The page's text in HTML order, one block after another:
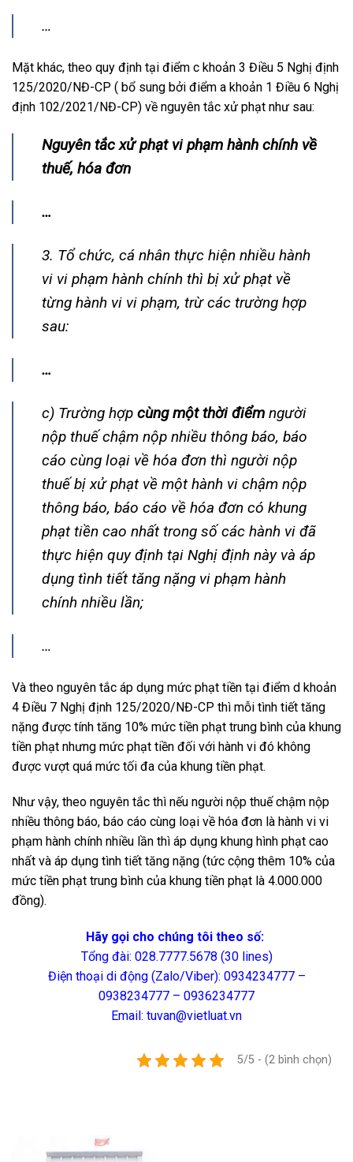
…
Mặt khác, theo quy định tại điểm c khoản 3 Điều 5 Nghị định
125/2020/NĐ-CP ( bổ sung bởi điểm a khoản 1 Điều 6 Nghị
định 102/2021/NĐ-CP) về nguyên tắc xử phạt như sau:
Nguyên tắc xử phạt vi phạm hành chính về
thuế, hóa đơn
…
3. Tổ chức, cá nhân thực hiện nhiều hành
vi vi phạm hành chính thì bị xử phạt về
từng hành vi vi phạm, trừ các trường hợp
sau:
…
c) Trường hợp cùng một thời điểm người
nộp thuế chậm nộp nhiều thông báo, báo
cáo cùng loại về hóa đơn thì người nộp
thuế bị xử phạt về một hành vi chậm nộp
thông báo, báo cáo về hóa đơn có khung
phạt tiền cao nhất trong số các hành vi đã
thực hiện quy định tại Nghị định này và áp
dụng tình tiết tăng nặng vi phạm hành
chính nhiều lần;
…
Và theo nguyên tắc áp dụng mức phạt tiền tại điểm d khoản
4 Điều 7 Nghị định 125/2020/NĐ-CP thì mỗi tình tiết tăng
nặng được tính tăng 10% mức tiền phạt trung bình của khung
tiền phạt nhưng mức phạt tiền đối với hành vi đó không
được vượt quá mức tối đa của khung tiền phạt.
Như vậy, theo nguyên tắc thì nếu người nộp thuế chậm nộp
nhiều thông báo, báo cáo cùng loại về hóa đơn là hành vi vi
phạm hành chính nhiều lần thì áp dụng khung hình phạt cao
nhất và áp dụng tình tiết tăng nặng (tức cộng thêm 10% của
mức tiền phạt trung bình của khung tiền phạt là 4.000.000
đồng).
Hãy gọi cho chúng tôi theo số:
Tổng đài: 028.7777.5678 (30 lines)
Điện thoại di động (Zalo/Viber): 0934234777 –
0938234777 – 0936234777
Email: tuvan@vietluat.vn
5/5 - (2 bình chọn)